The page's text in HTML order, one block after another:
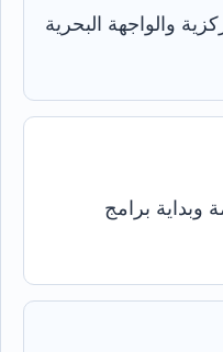
والواجهة البحرية
وبداية برامج